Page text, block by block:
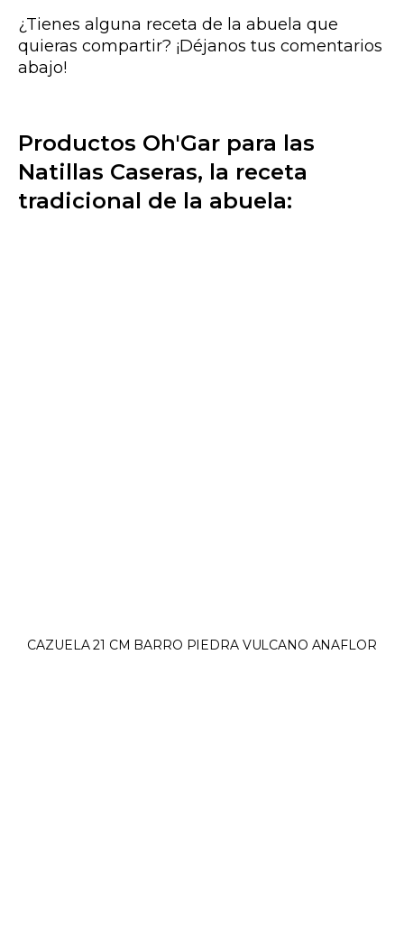
¿Tienes alguna receta de la abuela que
quieras compartir? ¡Déjanos tus comentarios
abajo!
Productos Oh'Gar para las
Natillas Caseras, la receta
tradicional de la abuela ​:
CAZUELA 21 CM BARRO PIEDRA VULCANO ANAFLOR